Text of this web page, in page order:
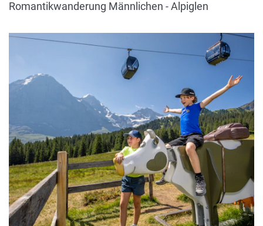
Romantikwanderung Männlichen - Alpiglen